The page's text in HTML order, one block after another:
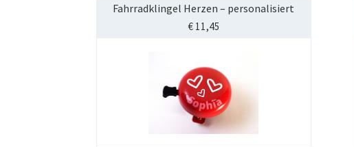
Fahrradklingel Herzen – personalisiert
€11,45